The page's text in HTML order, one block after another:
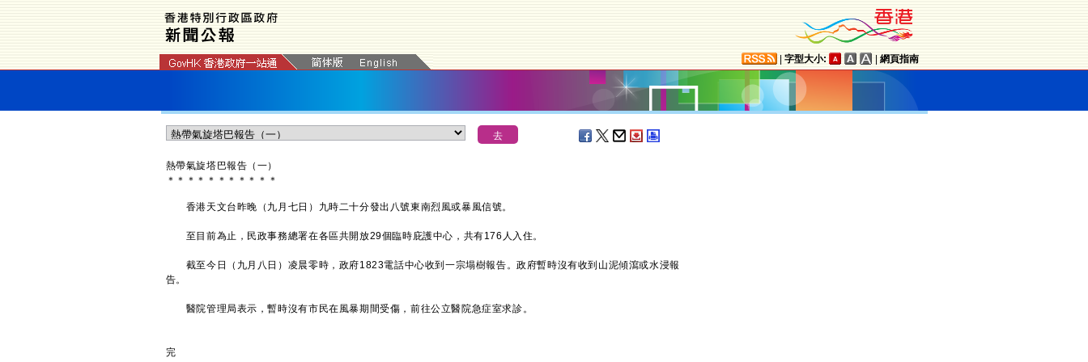
字型大小: 網頁指南
熱帶氣旋塔巴報告（一）
＊ ＊ ＊ ＊ ＊ ＊ ＊ ＊ ＊ ＊ ＊
香港天文台昨晚（九月七日）九時二十分發出八號東南烈風或暴風信號。
至目前為止，民政事務總署在各區共開放29個臨時庇護中心，共有176人入住。
截至今日（九月八日）凌晨零時，政府1823電話中心收到一宗塌樹報告。政府暫時沒有收到山泥傾瀉或水浸報
告。
醫院管理局表示，暫時沒有市民在風暴期間受傷，前往公立醫院急症室求診。
完